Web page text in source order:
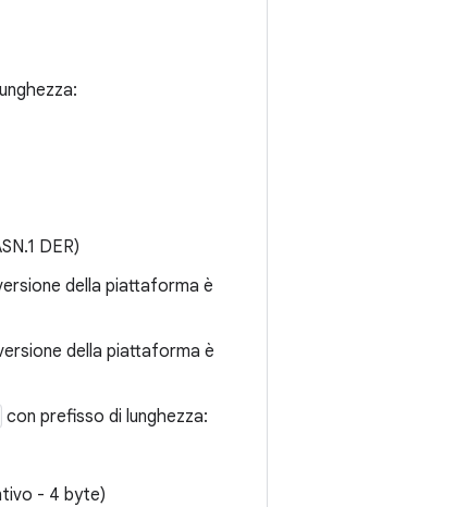
DER)
della piattaforma è
della piattaforma è
con prefisso di lunghezza:
- 4 byte)